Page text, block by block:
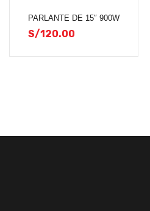
PARLANTE DE 15″ 900W
S/120.00